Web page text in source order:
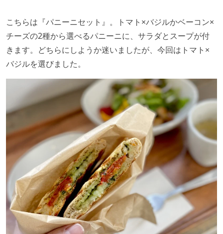
こちらは『パニーニセット』。トマト×バジルかベーコン×
チーズの2種から選べるパニーニに、サラダとスープが付
きます。どちらにしようか迷いましたが、今回はトマト×
バジルを選びました。